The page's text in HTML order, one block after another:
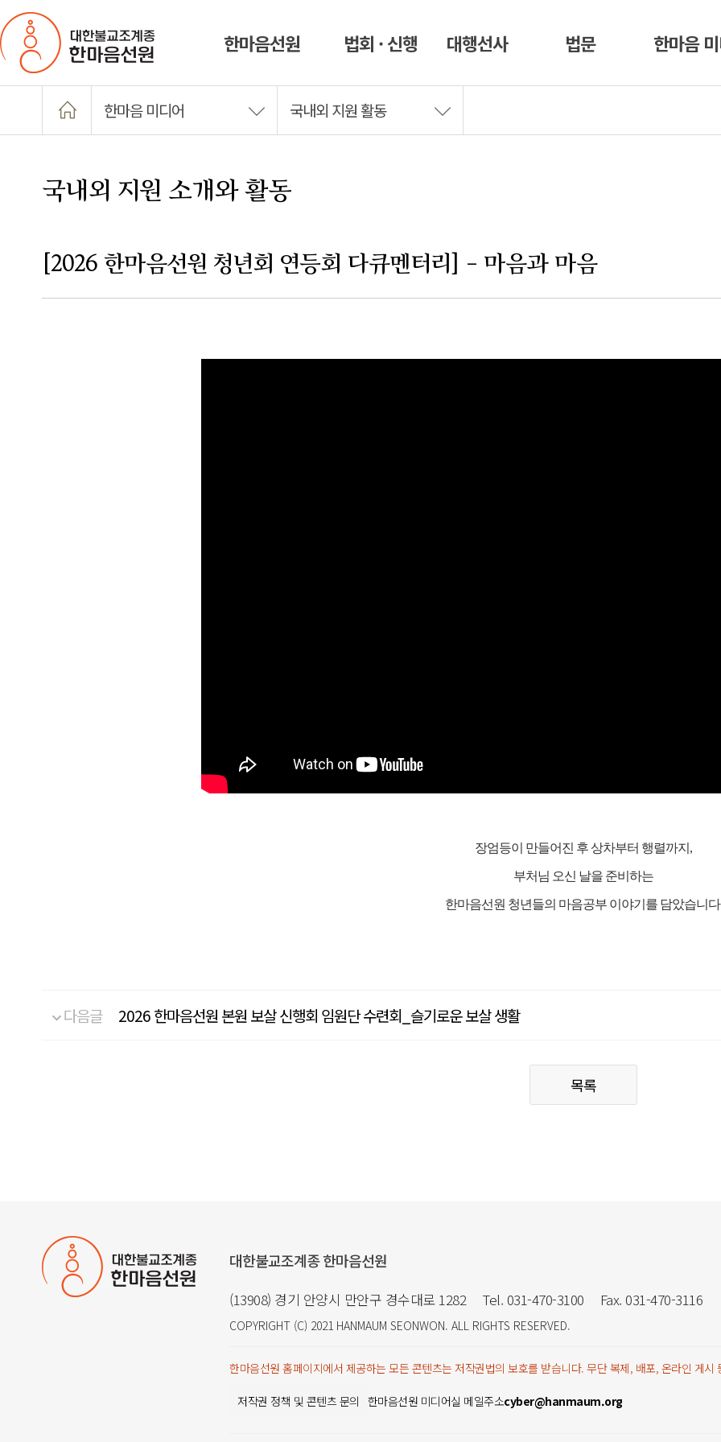
한마음선원 법회 · 신행 대행선사 법문 한마음
한마음 미디어 국내외 지원 활동
국내외 지원 소개와 활동
[2026 한마음선원 청년회 연등회 다큐멘터리] - 마음과 마음
장엄등이 만들어진 후 상차부터 행렬까지,
부처님 오신 날을 준비하는
한마음선원 청년들의 마음공부 이야기를 담았습니다
다음글 2026 한마음선원 본원 보살 신행회 임원단 수련회_슬기로운 보살 생활
목록
대한불교조계종 한마음선원
(13908) 경기 안양시 만안구 경수대로 1282 Tel. 031-470-3100 Fax. 031-470-3116
COPYRIGHT (C) 2021 HANMAUM SEONWON. ALL RIGHTS RESERVED.
한마음선원 홈페이지에서 제공하는 모든 콘텐츠는 저작권법의 보호를 받습니다. 무단 복제, 배포, 온라인 게시
저작권 정책 및 콘텐츠 문의 한마음선원 미디어실 메일주소cyber@hanmaum.org